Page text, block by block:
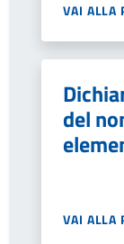
VAI ALLA
del
VAI ALLA